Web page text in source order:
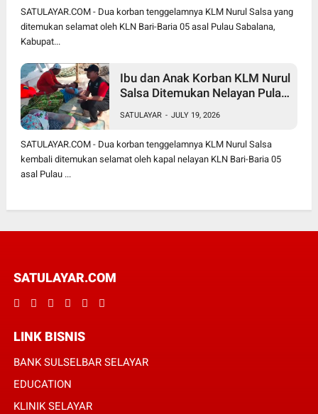
SATULAYAR.COM - Dua korban tenggelamnya KLM Nurul Salsa yang
ditemukan selamat oleh KLN Bari-Baria 05 asal Pulau Sabalana,
Kabupat...
Ibu dan Anak Korban KLM Nurul
Salsa Ditemukan Nelayan Pulau
SATULAYAR - JULY 19, 2026
SATULAYAR.COM - Dua korban tenggelamnya KLM Nurul Salsa
kembali ditemukan selamat oleh kapal nelayan KLN Bari-Baria 05
asal Pulau ...
SATULAYAR.COM
LINK BISNIS
BANK SULSELBAR SELAYAR
EDUCATION
KLINIK SELAYAR